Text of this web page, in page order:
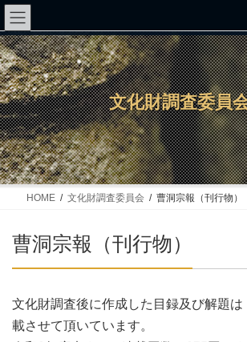
コ
ン
テ
ン
ツ
へ
ス
キ
ッ
ナ
ビ
ゲ
ー
シ
ョ
ン
に
移
文化財調査委員
HOME 文化財調査委員会 曹洞宗報（刊行物）
曹洞宗報（刊行物）
文化財調査後に作成した目録及び解題は
載させて頂いています。